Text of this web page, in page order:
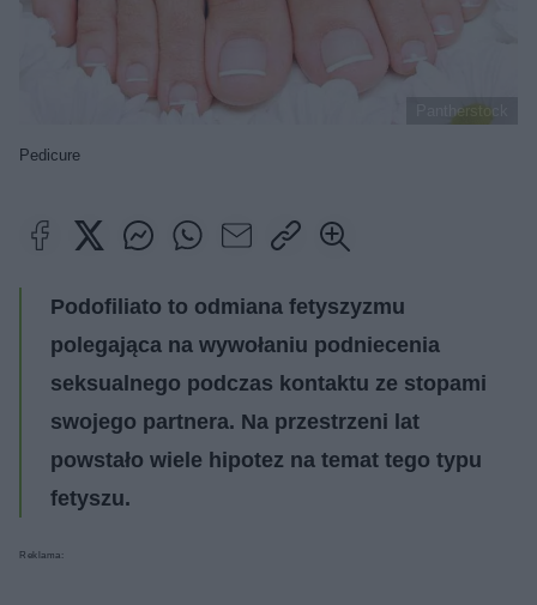
Pantherstock
Pedicure
Podofiliato to odmiana fetyszyzmu
polegająca na wywołaniu podniecenia
seksualnego podczas kontaktu ze stopami
swojego partnera. Na przestrzeni lat
powstało wiele hipotez na temat tego typu
fetyszu.
Reklama: